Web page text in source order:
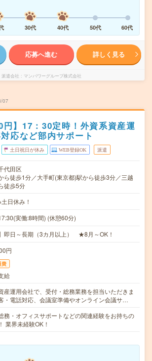
30代 40代 50代 60代
応募へ進む 詳しく見る
派遣会社 マンパワーグループ株式会社
07
円】17：30定時！外資系資産運
応など部内サポート
土日祝日が休み WEB登録OK 派遣
代田区
ら徒歩1分／大手町(東京都)駅から徒歩3分／三越
徒歩5分
日休み！
実働:8時間) (休憩60分)
】即日～長期（3カ月以上） ★8月～OK！
円
費
給
産運用会社で、受付・総務業務を担当いただきま
・電話対応、会議室準備やオンライン会議サ…
務・オフィスサポートなどの関連経験をお持ちの
業界未経験OK！